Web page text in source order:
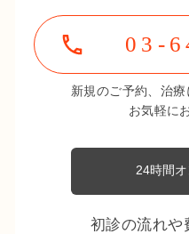
03-
新規のご予約、治療
お気軽に
24時間
初診の流れや